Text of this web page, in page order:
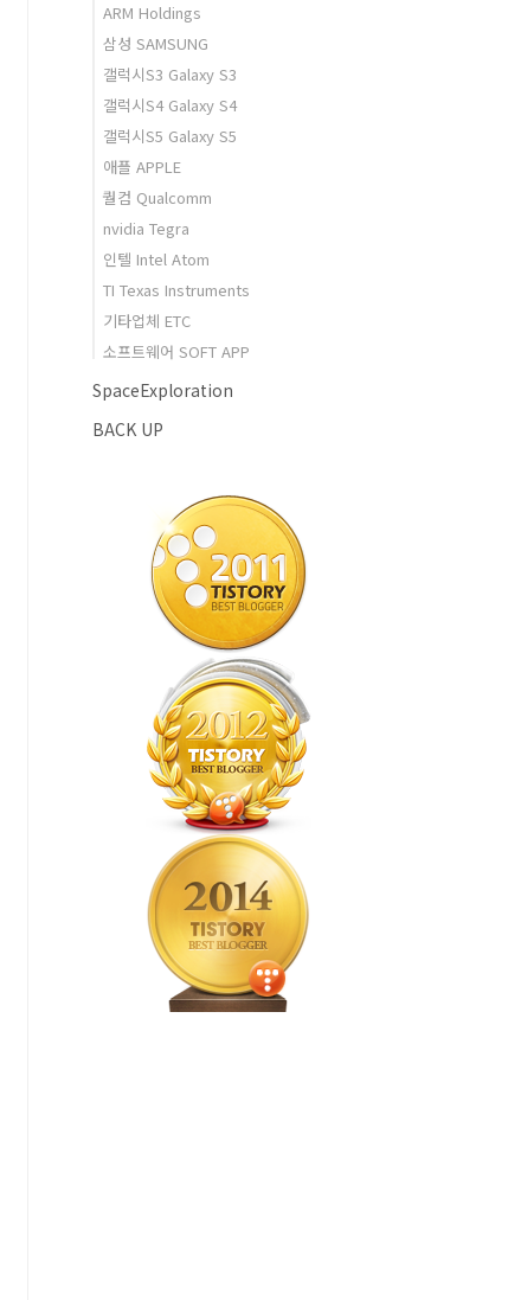
ARM Holdings
삼성 SAMSUNG
갤럭시S3 Galaxy S3
갤럭시S4 Galaxy S4
갤럭시S5 Galaxy S5
애플 APPLE
퀄컴 Qualcomm
nvidia Tegra
인텔 Intel Atom
TI Texas Instruments
기타업체 ETC
소프트웨어 SOFT APP
SpaceExploration
BACK UP